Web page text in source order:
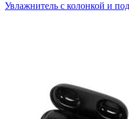
Увлажнитель с колонкой и